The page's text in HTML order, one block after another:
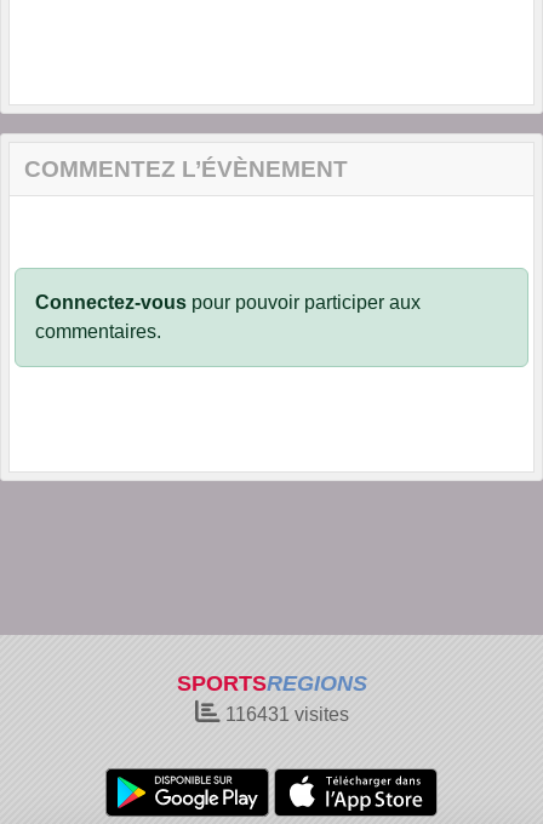
COMMENTEZ L’ÉVÈNEMENT
Connectez-vous pour pouvoir participer aux
commentaires.
SPORTSREGIONS
116431 visites